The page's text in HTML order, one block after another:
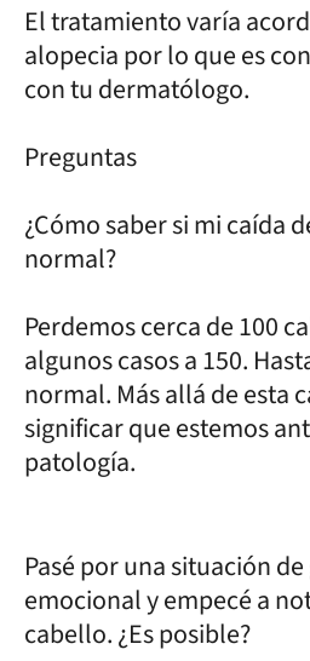
El tratamiento varía
alopecia por lo que es
con tu dermatólogo.
Preguntas
¿Cómo saber si mi caída
normal?
Perdemos cerca de 100
algunos casos a 150.
normal. Más allá de esta
significar que estemos
patología.
Pasé por una situación
emocional y empecé a
cabello. ¿Es posible?